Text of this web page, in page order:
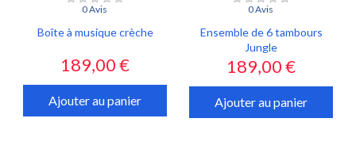
0 Avis
Boîte à musique crèche
Prix
189,00 €
Ajouter au panier
0 Avis
Ensemble de 6 tambours
Jungle
Prix
189,00 €
Ajouter au panier